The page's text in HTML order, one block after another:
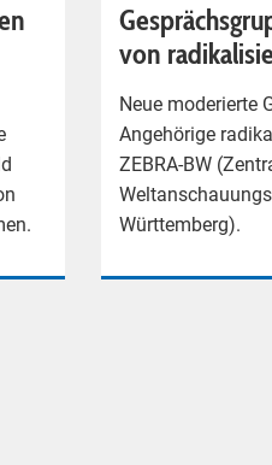
von
Neue moderierte
Angehörige
ZEBRA-BW
Württemberg).